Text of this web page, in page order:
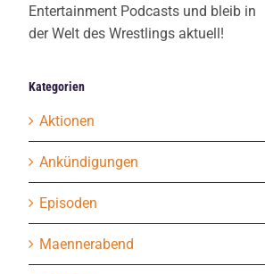
Entertainment Podcasts und bleib in
der Welt des Wrestlings aktuell!
Kategorien
Aktionen
Ankündigungen
Episoden
Maennerabend